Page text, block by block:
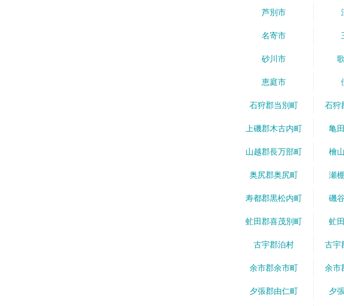
芦別市
名寄市
砂川市
恵庭市
石狩郡当別町 石狩
上磯郡木古内町 亀
山越郡長万部町 檜
奥尻郡奥尻町 瀬
寿都郡黒松内町 磯
虻田郡喜茂別町 虻
古宇郡泊村 古宇
余市郡余市町 余市
夕張郡由仁町 夕